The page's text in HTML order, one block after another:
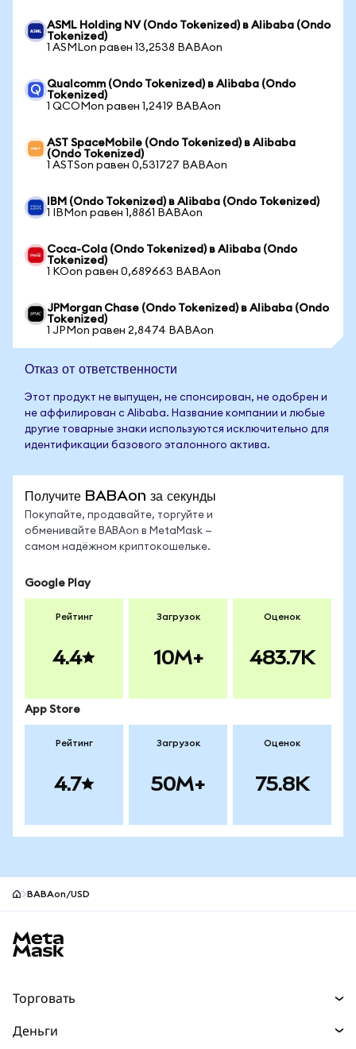
ASML Holding NV (Ondo Tokenized) в Alibaba (Ondo
Tokenized)
1 ASMLon равен 13,2538 BABAon
Qualcomm (Ondo Tokenized) в Alibaba (Ondo
Tokenized)
1 QCOMon равен 1,2419 BABAon
AST SpaceMobile (Ondo Tokenized) в Alibaba
(Ondo Tokenized)
1 ASTSon равен 0,531727 BABAon
IBM (Ondo Tokenized) в Alibaba (Ondo Tokenized)
1 IBMon равен 1,8861 BABAon
Coca-Cola (Ondo Tokenized) в Alibaba (Ondo
Tokenized)
1 KOon равен 0,689663 BABAon
JPMorgan Chase (Ondo Tokenized) в Alibaba (Ondo
Tokenized)
1 JPMon равен 2,8474 BABAon
Отказ от ответственности
Этот продукт не выпущен, не спонсирован, не одобрен и
не аффилирован с Alibaba. Название компании и любые
другие товарные знаки используются исключительно для
идентификации базового эталонного актива.
Получите BABAon за секунды
Покупайте, продавайте, торгуйте и
обменивайте BABAon в MetaMask —
самом надёжном криптокошельке.
Google Play
Рейтинг
4.4
Загрузок
10M+
Оценок
483.7K
App Store
Рейтинг
4.7
Загрузок
50M+
Оценок
75.8K
BABAon/USD
Торговать
Деньги